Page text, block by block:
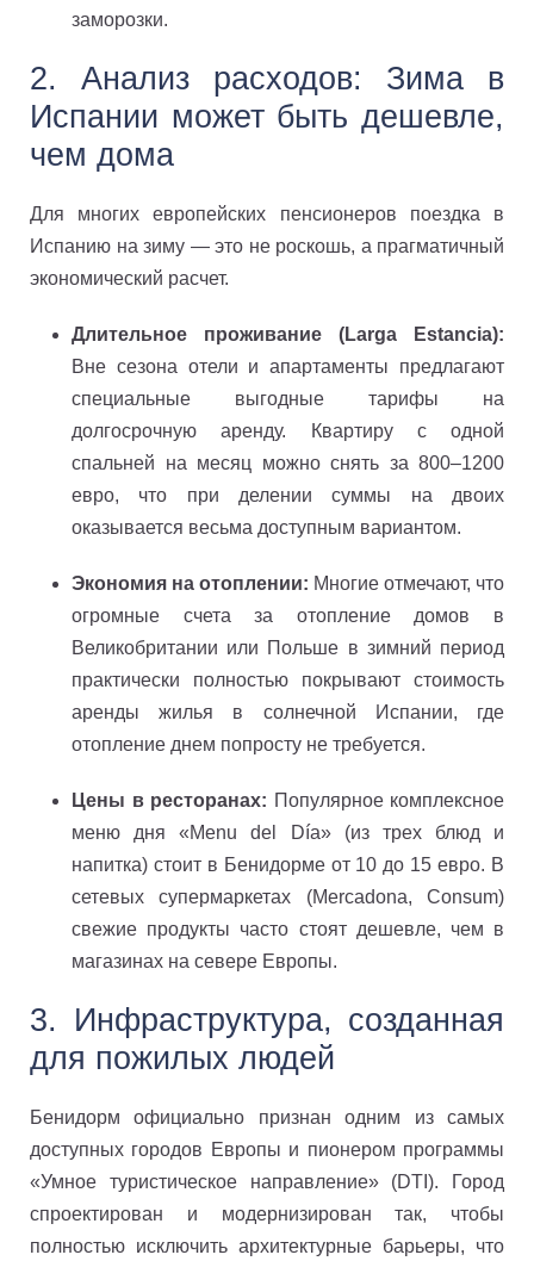
заморозки.
2. Анализ расходов: Зима в
Испании может быть дешевле,
чем дома
Для многих европейских пенсионеров поездка в
Испанию на зиму — это не роскошь, а прагматичный
экономический расчет.
Длительное проживание (Larga Estancia):
Вне сезона отели и апартаменты предлагают
специальные выгодные тарифы на
долгосрочную аренду. Квартиру с одной
спальней на месяц можно снять за 800–1200
евро, что при делении суммы на двоих
оказывается весьма доступным вариантом.
Экономия на отоплении: Многие отмечают, что
огромные счета за отопление домов в
Великобритании или Польше в зимний период
практически полностью покрывают стоимость
аренды жилья в солнечной Испании, где
отопление днем попросту не требуется.
Цены в ресторанах: Популярное комплексное
меню дня «Menu del Día» (из трех блюд и
напитка) стоит в Бенидорме от 10 до 15 евро. В
сетевых супермаркетах (Mercadona, Consum)
свежие продукты часто стоят дешевле, чем в
магазинах на севере Европы.
3. Инфраструктура, созданная
для пожилых людей
Бенидорм официально признан одним из самых
доступных городов Европы и пионером программы
«Умное туристическое направление» (DTI). Город
спроектирован и модернизирован так, чтобы
полностью исключить архитектурные барьеры, что